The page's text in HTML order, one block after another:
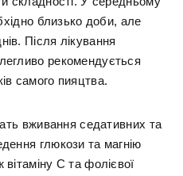
близько доби, але
Після лікування
рекомендується
самого пияцтва.
вживання седативних та
глюкози та магнію
С та фолієвої